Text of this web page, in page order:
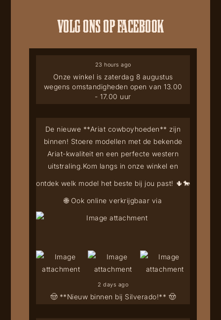
VOLG ONS OP FACEBOOK
Onze winkel is zaterdag 8 augustus
wegens omstandigheden open van 13.00
- 17.00 uur
23 hours ago
🤠 **Nieuw binnen bij Silverado!** 🤠
De nieuwe **Ariat cowboyhoeden** zijn
binnen! Stoere modellen met de bekende
Ariat-kwaliteit en een perfecte western
uitstraling. Kom langs in onze winkel en
ontdek welk model het beste bij jou past! 🌵🐎
🌐 Ook online verkrijgbaar via
2 days ago